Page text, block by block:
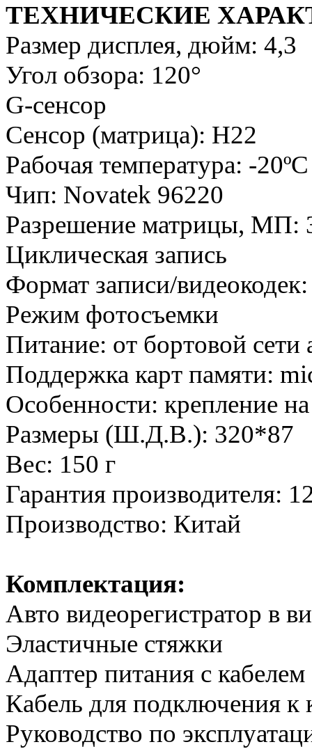
ТЕХНИЧЕСКИЕ
Размер дисплея, дюйм: 4,3
Угол обзора: 120°
G-сенсор
Сенсор (матрица): H22
Рабочая температура: -
Чип: Novatek 96220
Разрешение матрицы, МП:
Циклическая запись
Формат записи/
Режим фотосъемки
Питание: от бортовой сети
Поддержка карт памяти:
Особенности: крепление на
Размеры (Ш.Д.В.): 320*87
Вес: 150 г
Гарантия производителя:
Производство: Китай
Комплектация:
Авто видеорегистратор в
Эластичные стяжки
Адаптер питания с кабелем
Кабель для подключения к
Руководство по